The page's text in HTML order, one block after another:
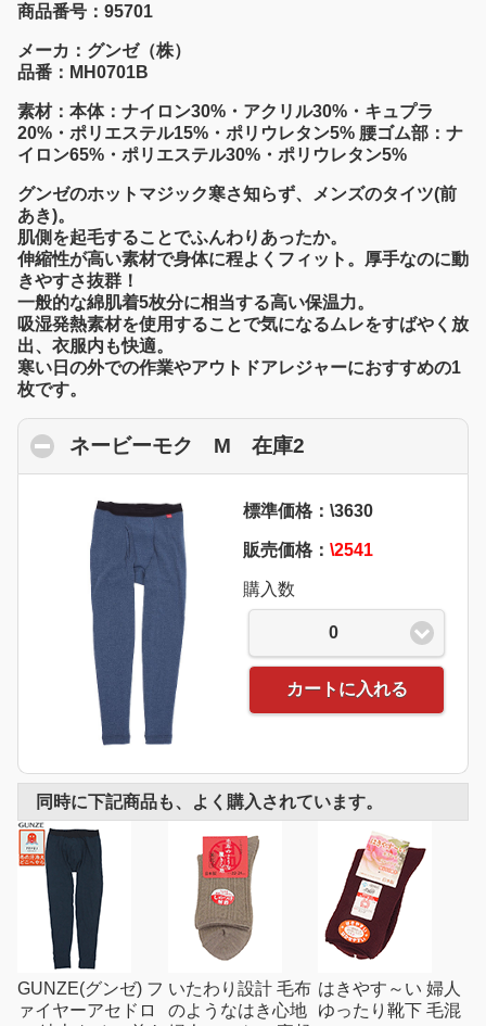
商品番号：95701
メーカ：グンゼ（株）
品番：MH0701B
素材：本体：ナイロン30%・アクリル30%・キュプラ
20%・ポリエステル15%・ポリウレタン5% 腰ゴム部：ナ
イロン65%・ポリエステル30%・ポリウレタン5%
グンゼのホットマジック寒さ知らず、メンズのタイツ(前
あき)。
肌側を起毛することでふんわりあったか。
伸縮性が高い素材で身体に程よくフィット。厚手なのに動
きやすさ抜群！
一般的な綿肌着5枚分に相当する高い保温力。
吸湿発熱素材を使用することで気になるムレをすばやく放
出、衣服内も快適。
寒い日の外での作業やアウトドアレジャーにおすすめの1
枚です。
ネービーモク M 在庫2
標準価格：\3630
販売価格： \2541
購入数
0
カートに入れる
同時に下記商品も、よく購入されています。
GUNZE(グンゼ) フ
ァイヤーアセドロ
いたわり設計 毛布
のようなはき心地
はきやす～い 婦人
ゆったり靴下 毛混